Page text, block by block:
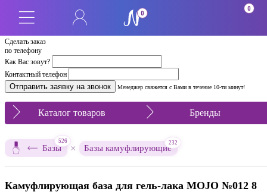
Сделать заказ
по телефону
Как Вас зовут?
Контактный телефон
Менеджер свяжется с Вами в течение 10-ти минут!
0
0
Каталог товаров Бренды
Базы
526
× Базы камуфлирующие
232
Камуфлирующая база для гель-лака MOJO №012 8